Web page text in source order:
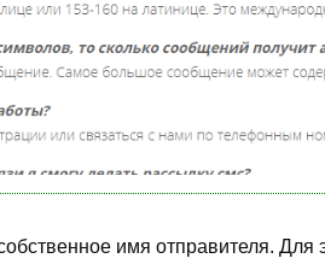
имя отправителя.